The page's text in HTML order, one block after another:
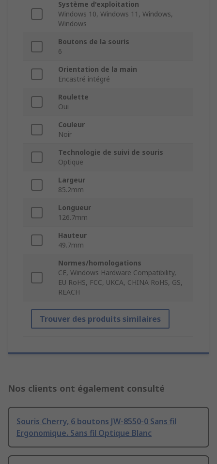
Système d'exploitation
Windows 10, Windows 11, Windows,
Windows
Boutons de la souris
6
Orientation de la main
Encastré intégré
Roulette
Oui
Couleur
Noir
Technologie de suivi de souris
Optique
Largeur
85.2mm
Longueur
126.7mm
Hauteur
49.7mm
Normes/homologations
CE, Windows Hardware Compatibility,
EU RoHS, FCC, UKCA, CHINA RoHS, GS,
REACH
Trouver des produits similaires
Nos clients ont également consulté
Souris Cherry, 6 boutons JW-8550-0 Sans fil
Ergonomique. Sans fil Optique Blanc